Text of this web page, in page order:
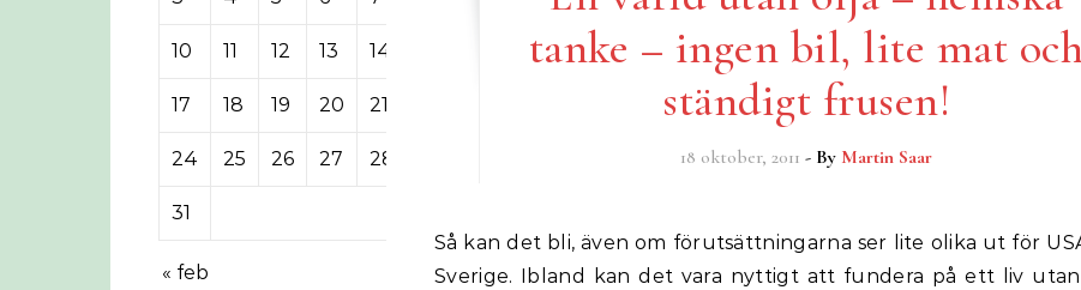
10 11 12 13 14
17 18 19 20 21
24 25 26 27 28
31
« feb
tanke – ingen bil, lite mat
ständigt frusen!
18 oktober, 2011 - By Martin Saar
Så kan det bli, även om förutsättningarna ser lite olika ut för USA, EU resp
Sverige. Ibland kan det vara nyttigt att fundera på ett liv